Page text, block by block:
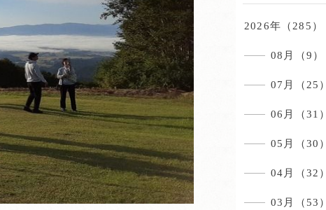
2026年（285）
08月（9）
07月（25）
06月（31）
05月（30）
04月（32）
03月（53）